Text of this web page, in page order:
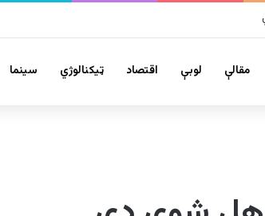
مقالې لوبې اقتصاد ټیکنالوژي سينما